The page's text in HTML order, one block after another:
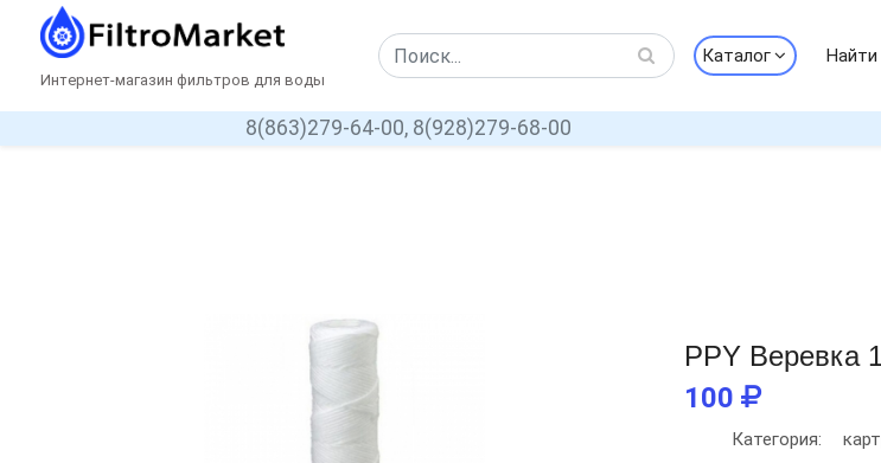
Интернет-магазин фильтров для воды
Каталог Найти
8(863)279-64-00, 8(928)279-68-00
PPY Веревка
100
Категория: